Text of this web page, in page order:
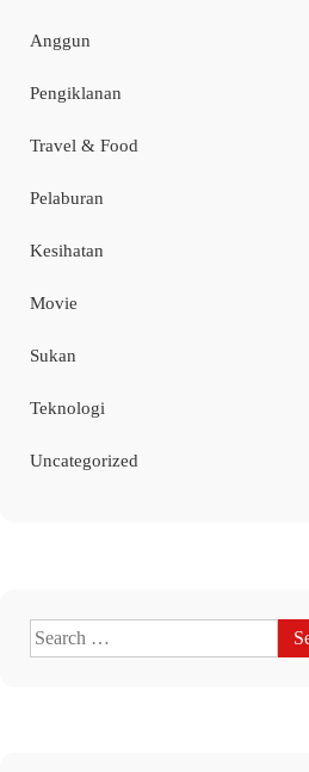
Anggun
Pengiklanan
Travel & Food
Pelaburan
Kesihatan
Movie
Sukan
Teknologi
Uncategorized